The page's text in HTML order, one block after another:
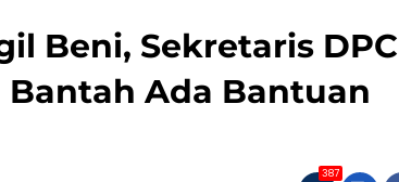
Beni, Sekretaris DPC
Ada Bantuan
387